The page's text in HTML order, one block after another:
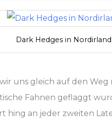
Dark Hedges in Nordirland
uns gleich auf den Weg
Fahnen geflaggt
hing an jeder zweiten